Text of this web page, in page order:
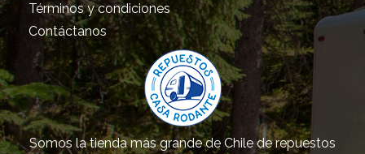
Términos y condiciones
Contáctanos
Somos la tienda más grande de Chile de repuestos